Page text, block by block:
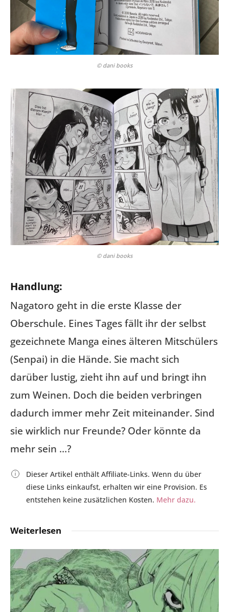
© dani books
© dani books
Handlung:
Nagatoro geht in die erste Klasse der
Oberschule. Eines Tages fällt ihr der selbst
gezeichnete Manga eines älteren Mitschülers
(Senpai) in die Hände. Sie macht sich
darüber lustig, zieht ihn auf und bringt ihn
zum Weinen. Doch die beiden verbringen
dadurch immer mehr Zeit miteinander. Sind
sie wirklich nur Freunde? Oder könnte da
mehr sein …?
Dieser Artikel enthält Affiliate-Links. Wenn du über
diese Links einkaufst, erhalten wir eine Provision. Es
entstehen keine zusätzlichen Kosten. Mehr dazu.
Weiterlesen